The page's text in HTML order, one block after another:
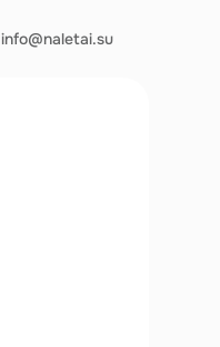
info@naletai.su